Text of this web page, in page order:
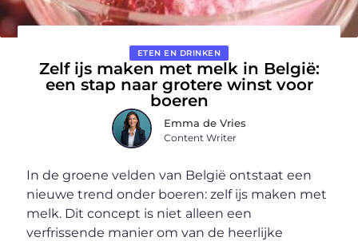
ETEN EN DRINKEN
Zelf ijs maken met melk in België:
een stap naar grotere winst voor
boeren
Emma de Vries
Content Writer
In de groene velden van België ontstaat een
nieuwe trend onder boeren: zelf ijs maken met
melk. Dit concept is niet alleen een
verfrissende manier om van de heerlijke